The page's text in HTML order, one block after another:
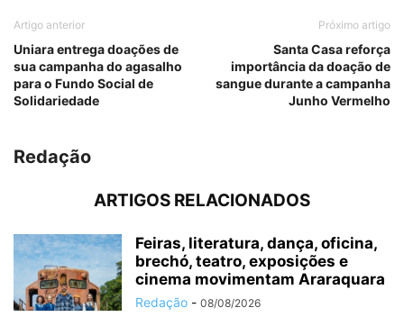
Artigo anterior
Uniara entrega doações de
sua campanha do agasalho
para o Fundo Social de
Solidariedade
Próximo artigo
Santa Casa reforça
importância da doação de
sangue durante a campanha
Junho Vermelho
Redação
ARTIGOS RELACIONADOS
Feiras, literatura, dança, oficina,
brechó, teatro, exposições e
cinema movimentam Araraquara
Redação - 08/08/2026